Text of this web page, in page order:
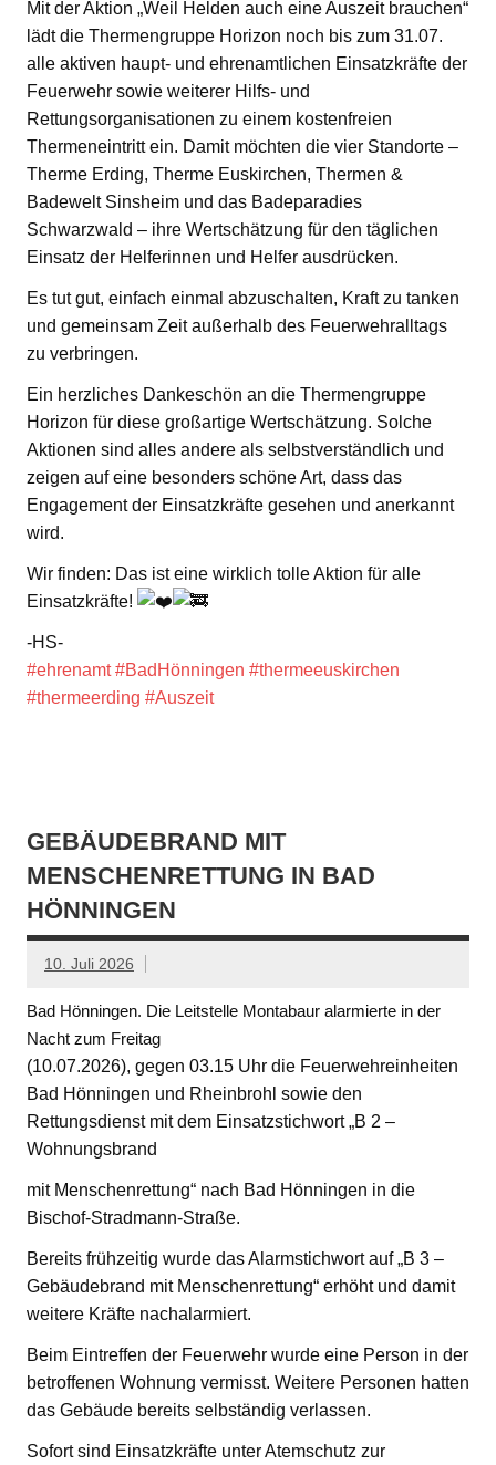
Mit der Aktion „Weil Helden auch eine Auszeit brauchen“
lädt die Thermengruppe Horizon noch bis zum 31.07.
alle aktiven haupt- und ehrenamtlichen Einsatzkräfte der
Feuerwehr sowie weiterer Hilfs- und
Rettungsorganisationen zu einem kostenfreien
Thermeneintritt ein. Damit möchten die vier Standorte –
Therme Erding, Therme Euskirchen, Thermen &
Badewelt Sinsheim und das Badeparadies
Schwarzwald – ihre Wertschätzung für den täglichen
Einsatz der Helferinnen und Helfer ausdrücken.
Es tut gut, einfach einmal abzuschalten, Kraft zu tanken
und gemeinsam Zeit außerhalb des Feuerwehralltags
zu verbringen.
Ein herzliches Dankeschön an die Thermengruppe
Horizon für diese großartige Wertschätzung. Solche
Aktionen sind alles andere als selbstverständlich und
zeigen auf eine besonders schöne Art, dass das
Engagement der Einsatzkräfte gesehen und anerkannt
wird.
Wir finden: Das ist eine wirklich tolle Aktion für alle
Einsatzkräfte!
-HS-
#ehrenamt #BadHönningen #thermeeuskirchen
#thermeerding #Auszeit
GEBÄUDEBRAND MIT
MENSCHENRETTUNG IN BAD
HÖNNINGEN
10. Juli 2026
Bad Hönningen. Die Leitstelle Montabaur alarmierte in der
Nacht zum Freitag
(10.07.2026), gegen 03.15 Uhr die Feuerwehreinheiten
Bad Hönningen und Rheinbrohl sowie den
Rettungsdienst mit dem Einsatzstichwort „B 2 –
Wohnungsbrand
mit Menschenrettung“ nach Bad Hönningen in die
Bischof-Stradmann-Straße.
Bereits frühzeitig wurde das Alarmstichwort auf „B 3 –
Gebäudebrand mit Menschenrettung“ erhöht und damit
weitere Kräfte nachalarmiert.
Beim Eintreffen der Feuerwehr wurde eine Person in der
betroffenen Wohnung vermisst. Weitere Personen hatten
das Gebäude bereits selbständig verlassen.
Sofort sind Einsatzkräfte unter Atemschutz zur